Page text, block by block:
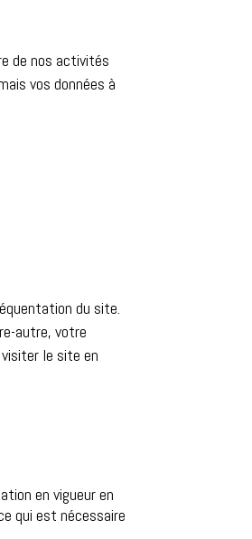
de nos activités
vos données à
du site.
autre, votre
le site en
en vigueur en
qui est nécessaire